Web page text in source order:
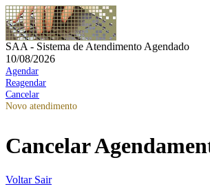
SAA - Sistema de Atendimento Agendado
10/08/2026
Agendar
Reagendar
Cancelar
Novo atendimento
Cancelar
Voltar Sair